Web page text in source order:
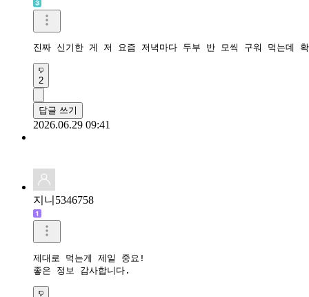
진짜 신기한 게 저 요즘 저녁마다 두부 반 모씩 구워 먹는데
2
답글 쓰기
2026.06.29 09:41
지니5346758
제대로 먹는게 제일 중요!
좋은 정보 감사합니다.